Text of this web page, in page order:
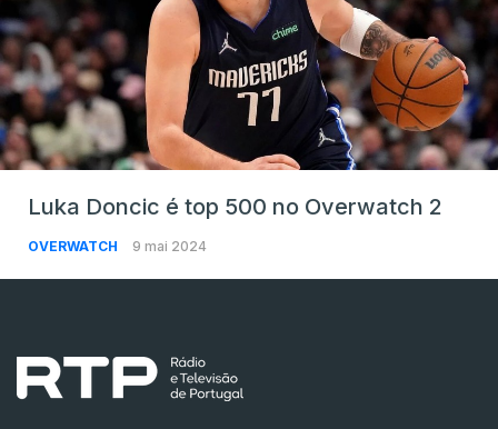
Luka Doncic é top 500 no Overwatch 2
OVERWATCH 9 mai 2024